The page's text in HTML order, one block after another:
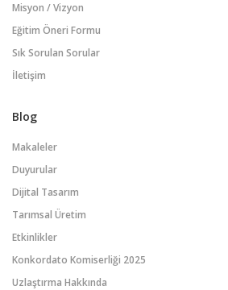
Misyon / Vizyon
Eğitim Öneri Formu
Sık Sorulan Sorular
İletişim
Blog
Makaleler
Duyurular
Dijital Tasarım
Tarımsal Üretim
Etkinlikler
Konkordato Komiserliği 2025
Uzlaştırma Hakkında